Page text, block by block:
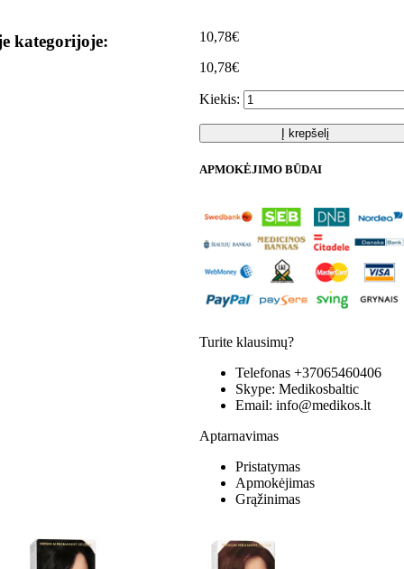
10,78€
10,78€
Kiekis:
Į krepšelį
APMOKĖJIMO BŪDAI
Turite klausimų?
Telefonas +37065460406
Skype: Medikosbaltic
Email: info@medikos.lt
Aptarnavimas
Pristatymas
Apmokėjimas
Grąžinimas
kategorijoje: